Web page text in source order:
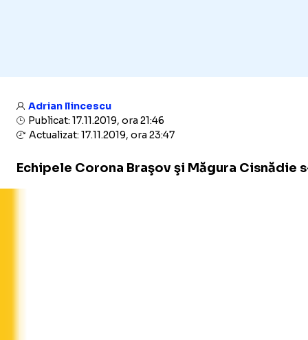
Adrian Ilincescu
Publicat: 17.11.2019, ora 21:46
Actualizat: 17.11.2019, ora 23:47
​Echipele Corona Braşov şi Măgura